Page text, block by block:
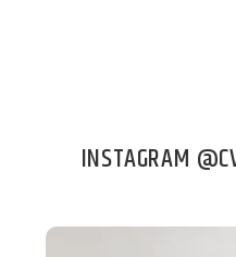
INSTAGRAM